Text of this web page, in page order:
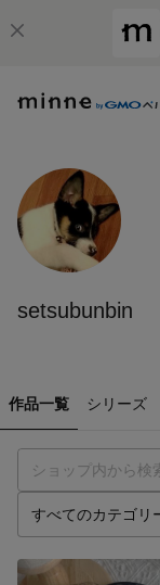
setsubunbin
作品一覧 シリーズ